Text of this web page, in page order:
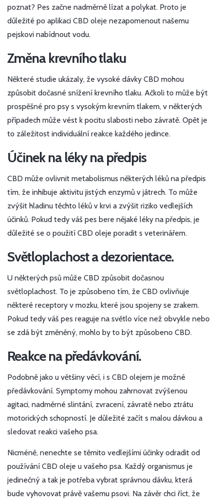
poznat? Pes začne nadměrně lízat a polykat. Proto je
důležité po aplikaci CBD oleje nezapomenout našemu
pejskovi nabídnout vodu.
Změna krevního tlaku
Některé studie ukázaly, že vysoké dávky CBD mohou
způsobit dočasné snížení krevního tlaku. Ačkoli to může být
prospěšné pro psy s vysokým krevním tlakem, v některých
případech může vést k pocitu slabosti nebo závratě. Opět je
to záležitost individuální reakce každého jedince.
Účinek na léky na předpis
CBD může ovlivnit metabolismus některých léků na předpis
tím, že inhibuje aktivitu jistých enzymů v játrech. To může
zvýšit hladinu těchto léků v krvi a zvýšit riziko vedlejších
účinků. Pokud tedy váš pes bere nějaké léky na předpis, je
důležité se o použití CBD oleje poradit s veterinářem.
Světloplachost a dezorientace.
U některých psů může CBD způsobit dočasnou
světloplachost. To je způsobeno tím, že CBD ovlivňuje
některé receptory v mozku, které jsou spojeny se zrakem.
Pokud tedy váš pes reaguje na světlo více než obvykle nebo
se zdá být změněný, mohlo by to být způsobeno CBD.
Reakce na předávkování.
Podobně jako u většiny věcí, i s CBD olejem je možné
předávkování. Symptomy mohou zahrnovat zvýšenou
agitaci, nadměrné slintání, zvracení, závratě nebo ztrátu
motorických schopností. Je důležité začít s malou dávkou a
sledovat reakci vašeho psa.
Nicméně, nenechte se těmito vedlejšími účinky odradit od
používání CBD oleje u vašeho psa. Každý organismus je
jedinečný a tak je potřeba vybrat správnou dávku, která
bude vyhovovat právě vašemu psovi. Na závěr chci říct, že